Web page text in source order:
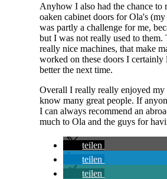
Anyhow I also had the chance to
oaken cabinet doors for Ola's
was partly a challenge for me,
but I was not really used to them.
really nice machines, that make
worked on these doors I
better the next time.
Overall I really really enjoyed my
know many great people. If
I can always recommend an
much to Ola and the guys for
teilen
teilen
teilen